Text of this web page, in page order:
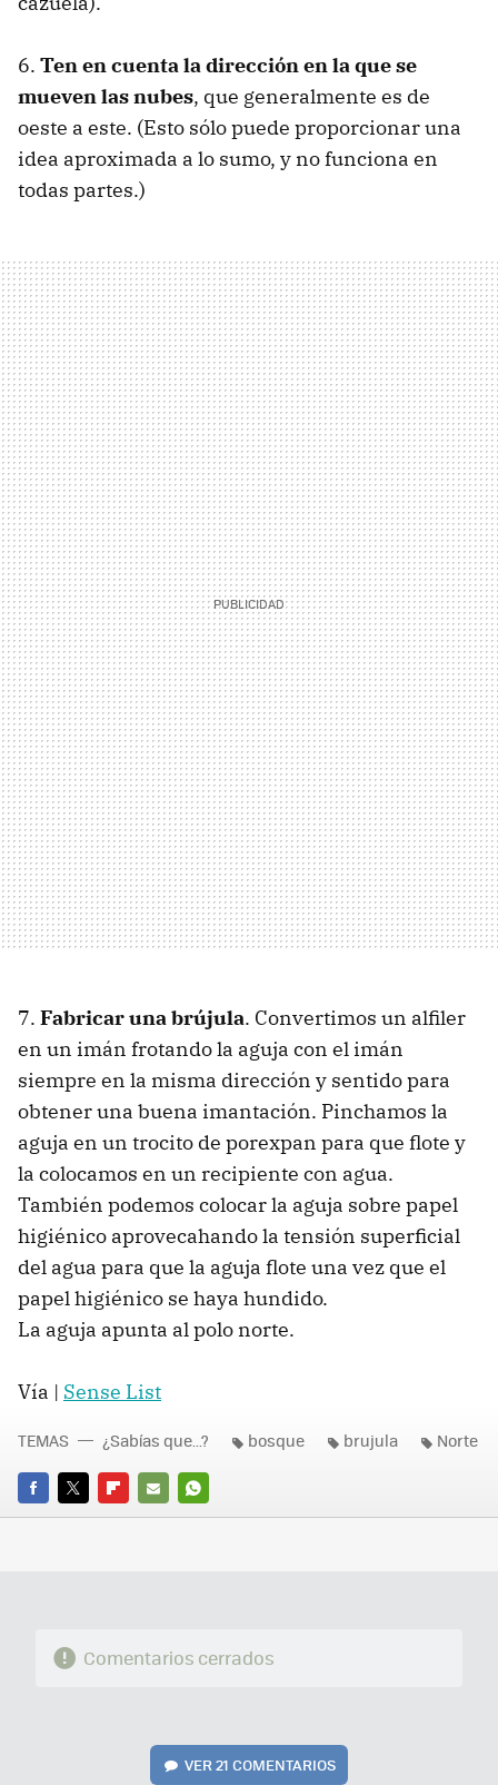
6. Ten en cuenta la dirección en la que se
mueven las nubes, que generalmente es de
oeste a este. (Esto sólo puede proporcionar una
idea aproximada a lo sumo, y no funciona en
todas partes.)
7. Fabricar una brújula. Convertimos un alfiler
en un imán frotando la aguja con el imán
siempre en la misma dirección y sentido para
obtener una buena imantación. Pinchamos la
aguja en un trocito de porexpan para que flote y
la colocamos en un recipiente con agua.
También podemos colocar la aguja sobre papel
higiénico aprovecahando la tensión superficial
del agua para que la aguja flote una vez que el
papel higiénico se haya hundido.
La aguja apunta al polo norte.
Vía | Sense List
FACEBOOK
TWITTERFLIPBOARD
E-
WHATSAPP
TEMAS ¿Sabías que...? bosque brujula Norte
Comentarios cerrados
VER 21 COMENTARIOS